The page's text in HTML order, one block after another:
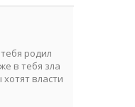
родил
в тебя зла
власти